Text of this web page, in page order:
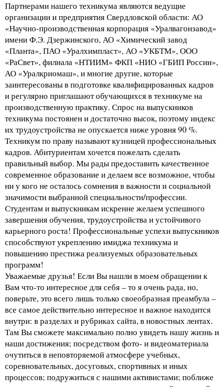
Партнерами нашего техникума являются ведущие
организации и предприятия Свердловской области: АО
«Научно-производственная корпорация «Уралвагонзавод»
имени Ф.Э. Дзержинского, АО «Химический завод
«Планта», ПАО «Уралхимпласт», АО «УКБТМ», ООО
«РаСвет», филиала «НТИИМ» ФКП «НИО «ГБИП России»,
АО «Уралкриомаш», и многие другие, которые
заинтересованы в подготовке квалифицированных кадров
и регулярно приглашают обучающихся в техникуме на
производственную практику. Спрос на выпускников
техникума постоянен и достаточно высок, поэтому индекс
их трудоустройства не опускается ниже уровня 90 %.
Техникум по праву называют кузницей профессиональных
кадров. Абитуриентам хочется пожелать сделать
правильный выбор. Мы рады предоставить качественное
современное образование и делаем все возможное, чтобы
ни у кого не осталось сомнения в важности и социальной
значимости выбранной специальности/профессии.
Студентам и выпускникам искренне желаем успешного
завершения обучения, трудоустройства и устойчивого
карьерного роста! Профессиональные успехи выпускников
способствуют укреплению имиджа техникума и
повышению престижа реализуемых образовательных
программ!
Уважаемые друзья! Если Вы нашли в моем обращении к
Вам что-то интересное для себя – то я очень рада, но,
поверьте, это всего лишь только своеобразная преамбула –
все самое действительно интересное и важное находится
внутри: в разделах и рубриках сайта, в новостных лентах.
Там Вы сможете максимально полно увидеть нашу жизнь и
наши достижения; посредством фото- и видеоматериала
очутиться в неповторяемой атмосфере учебных,
соревновательных, досуговых, спортивных и иных
процессов; подружиться с нашими активистами; поближе